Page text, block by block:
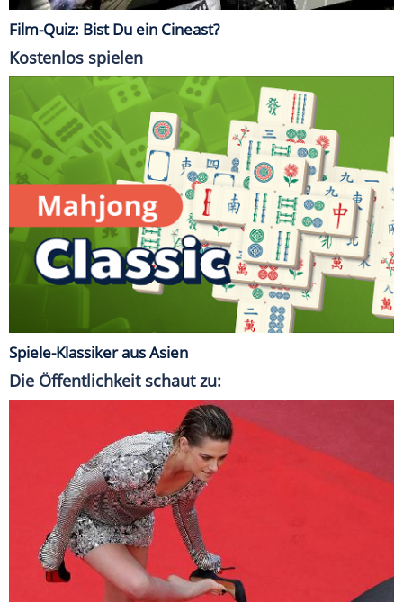
Film-Quiz: Bist Du ein Cineast?
Kostenlos spielen
Spiele-Klassiker aus Asien
Die Öffentlichkeit schaut zu: